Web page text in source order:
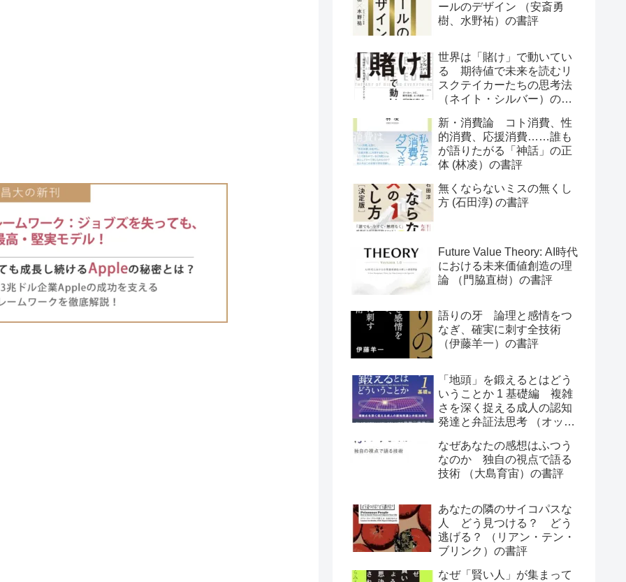
ールのデザイン （安斎勇
樹、水野祐）の書評
世界は「賭け」で動いてい
る 期待値で未来を読むリ
スクテイカーたちの思考法
（ネイト・シルバー）の書
新・消費論 コト消費、性
的消費、応援消費……誰も
が語りたがる「神話」の正
体 (林凌）の書評
無くならないミスの無くし
方 (石田淳) の書評
Future Value Theory: AI時代
における未来価値創造の理
論 （門脇直樹）の書評
語りの牙 論理と感情をつ
なぎ、確実に刺す全技術
（伊藤羊一）の書評
「地頭」を鍛えるとはどう
いうことか 1 基礎編 複雑
さを深く捉える成人の認知
発達と弁証法思考 （オット
なぜあなたの感想はふつう
なのか 独自の視点で語る
技術 （大島育宙）の書評
あなたの隣のサイコパスな
人 どう見つける？ どう
逃げる？ （リアン・テン・
ブリンク）の書評
なぜ「賢い人」が集まって